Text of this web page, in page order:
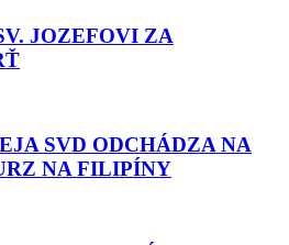
JOZEFOVI ZA
SVD ODCHÁDZA NA
NA FILIPÍNY